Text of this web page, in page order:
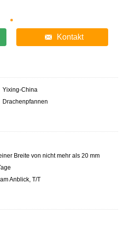
Kontakt
Yixing-China
Drachenpfannen
Breite von nicht mehr als 20 mm
Anblick, T/T